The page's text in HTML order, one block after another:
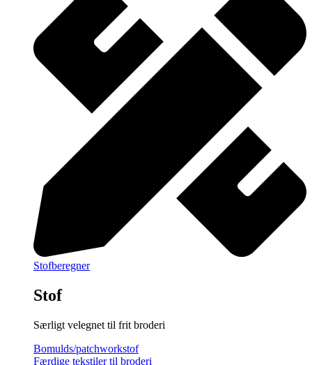
Stofberegner
Stof
Særligt velegnet til frit broderi
Bomulds/patchworkstof
Færdige tekstiler til broderi